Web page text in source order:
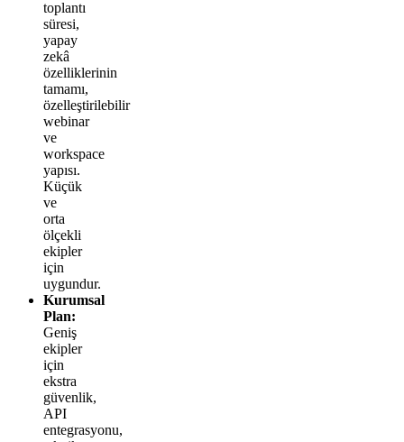
toplantı
süresi,
yapay
zekâ
özelliklerinin
tamamı,
özelleştirilebilir
webinar
ve
workspace
yapısı.
Küçük
ve
orta
ölçekli
ekipler
için
uygundur.
Kurumsal
Plan:
Geniş
ekipler
için
ekstra
güvenlik,
API
entegrasyonu,